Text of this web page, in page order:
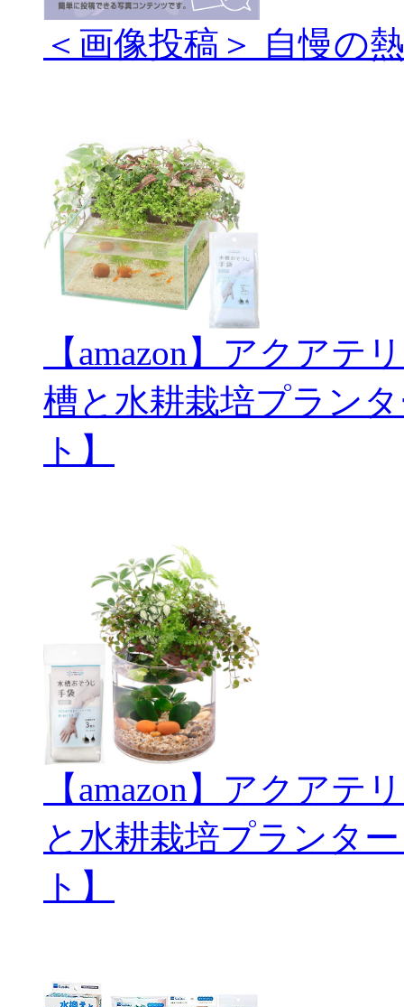
＜画像投稿＞ 自慢の
【amazon】アクアテ
槽と水耕栽培プラン
ト】
【amazon】アクアテ
と水耕栽培プランタ
ト】